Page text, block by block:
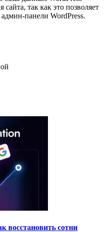
так как это позволяет
панели WordPress.
восстановить сотни